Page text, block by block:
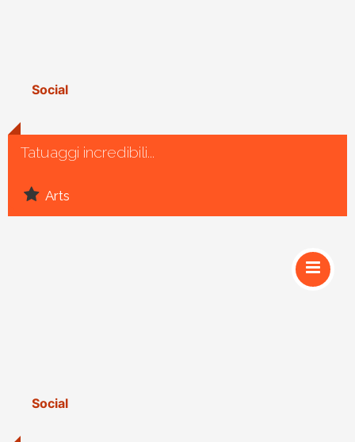
Tatuaggi incredibili...
Arts
Social
Social